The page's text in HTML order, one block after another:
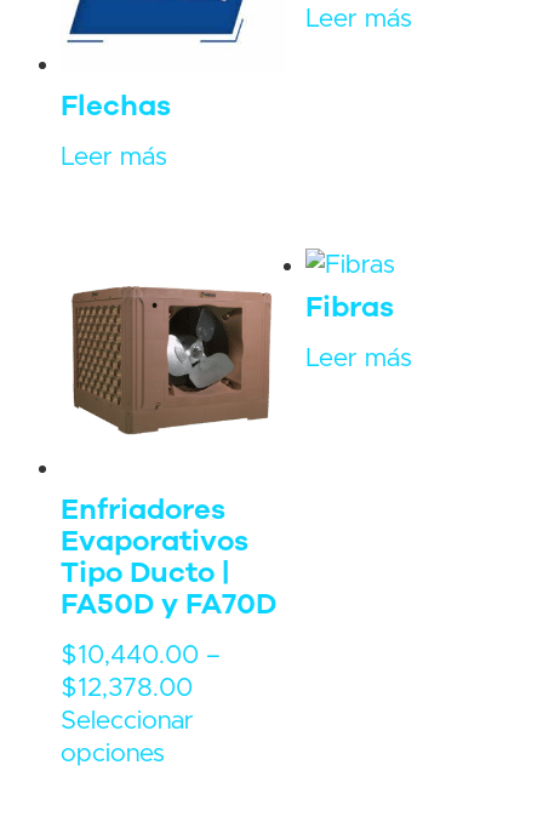
Flechas
Leer más
Leer más
Enfriadores
Evaporativos
Tipo Ducto |
FA50D y FA70D
$10,440.00 –
$12,378.00
Seleccionar
opciones
Fibras
Leer más